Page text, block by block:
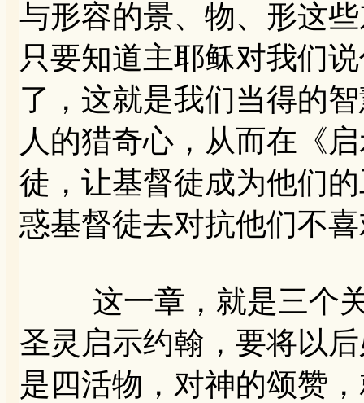
与形容的景、物、形这
只要知道主耶稣对我们
了，这就是我们当得的
人的猎奇心，从而在《
徒，让基督徒成为他们
惑基督徒去对抗他们不
这一章，就是三个关
圣灵启示约翰，要将以
是四活物，对神的颂赞